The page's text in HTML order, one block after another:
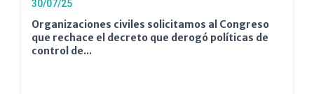
30/07/25
Organizaciones civiles solicitamos al Congreso
que rechace el decreto que derogó políticas de
control de...